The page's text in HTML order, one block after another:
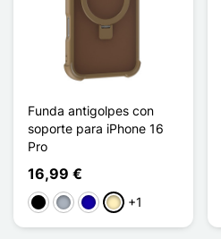
Funda antigolpes con
soporte para iPhone 16
Pro
16,99 €
NegroGris Azul oscuro
Oro +1